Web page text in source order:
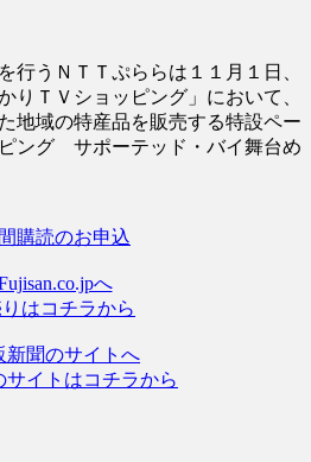
行うＮＴＴぷららは１１月１日、
りＴＶショッピング」において、
地域の特産品を販売する特設ペー
ング サポーテッド・バイ舞台め
はコチラから
サイトはコチラから